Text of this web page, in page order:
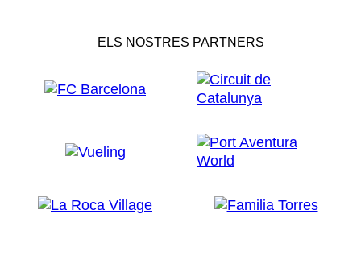
ELS NOSTRES PARTNERS